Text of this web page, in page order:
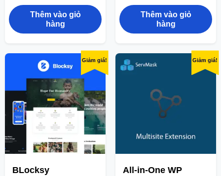
Thêm vào giỏ
hàng
Thêm vào giỏ
hàng
Giảm giá!
BLocksy
Giảm giá!
All-in-One WP